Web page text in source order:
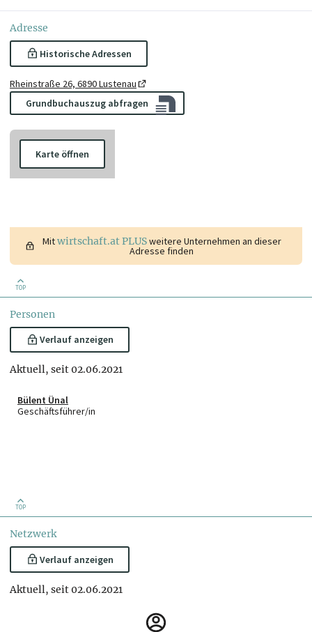
Adresse
Historische Adressen
Rheinstraße 26, 6890 Lustenau
Grundbuchauszug abfragen
Karte öffnen
Mitwirtschaft.at PLUSweitere Unternehmen an dieser
Adresse finden
TOP
Personen
Verlauf anzeigen
Aktuell, seit 02.06.2021
Bülent Ünal
Geschäftsführer/in
TOP
Netzwerk
Verlauf anzeigen
Aktuell, seit 02.06.2021